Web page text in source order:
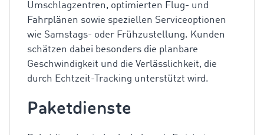
Umschlagzentren, optimierten Flug- und
Fahrplänen sowie speziellen Serviceoptionen
wie Samstags- oder Frühzustellung. Kunden
schätzen dabei besonders die planbare
Geschwindigkeit und die Verlässlichkeit, die
durch Echtzeit-Tracking unterstützt wird.
Paketdienste